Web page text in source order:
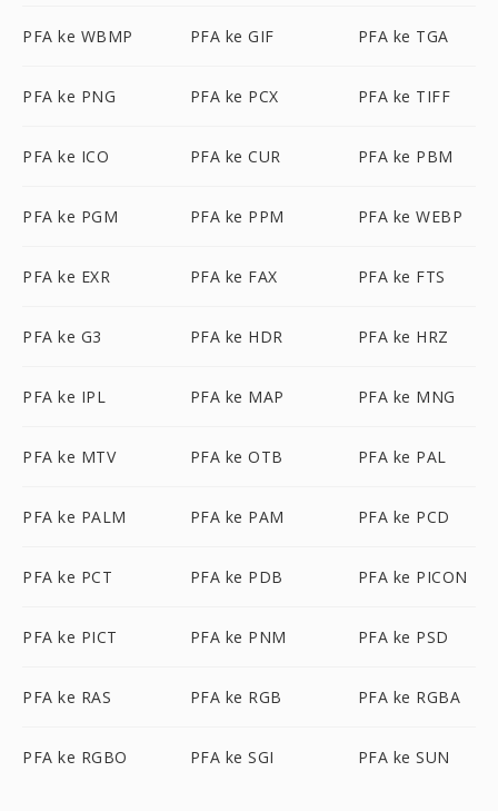
PFA ke WBMP PFA ke GIF PFA ke TGA
PFA ke PNG PFA ke PCX PFA ke TIFF
PFA ke ICO PFA ke CUR PFA ke PBM
PFA ke PGM PFA ke PPM PFA ke WEBP
PFA ke EXR PFA ke FAX PFA ke FTS
PFA ke G3 PFA ke HDR PFA ke HRZ
PFA ke IPL PFA ke MAP PFA ke MNG
PFA ke MTV PFA ke OTB PFA ke PAL
PFA ke PALM PFA ke PAM PFA ke PCD
PFA ke PCT PFA ke PDB PFA ke PICON
PFA ke PICT PFA ke PNM PFA ke PSD
PFA ke RAS PFA ke RGB PFA ke RGBA
PFA ke RGBO PFA ke SGI PFA ke SUN